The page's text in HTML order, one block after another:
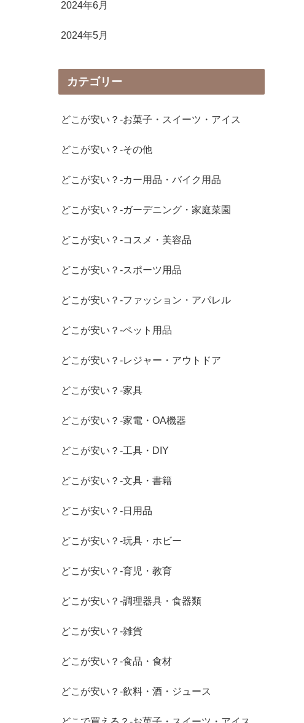
2024年6月
2024年5月
カテゴリー
どこが安い？-お菓子・スイーツ・アイス
どこが安い？-その他
どこが安い？-カー用品・バイク用品
どこが安い？-ガーデニング・家庭菜園
どこが安い？-コスメ・美容品
どこが安い？-スポーツ用品
どこが安い？-ファッション・アパレル
どこが安い？-ペット用品
どこが安い？-レジャー・アウトドア
どこが安い？-家具
どこが安い？-家電・OA機器
どこが安い？-工具・DIY
どこが安い？-文具・書籍
どこが安い？-日用品
どこが安い？-玩具・ホビー
どこが安い？-育児・教育
どこが安い？-調理器具・食器類
どこが安い？-雑貨
どこが安い？-食品・食材
どこが安い？-飲料・酒・ジュース